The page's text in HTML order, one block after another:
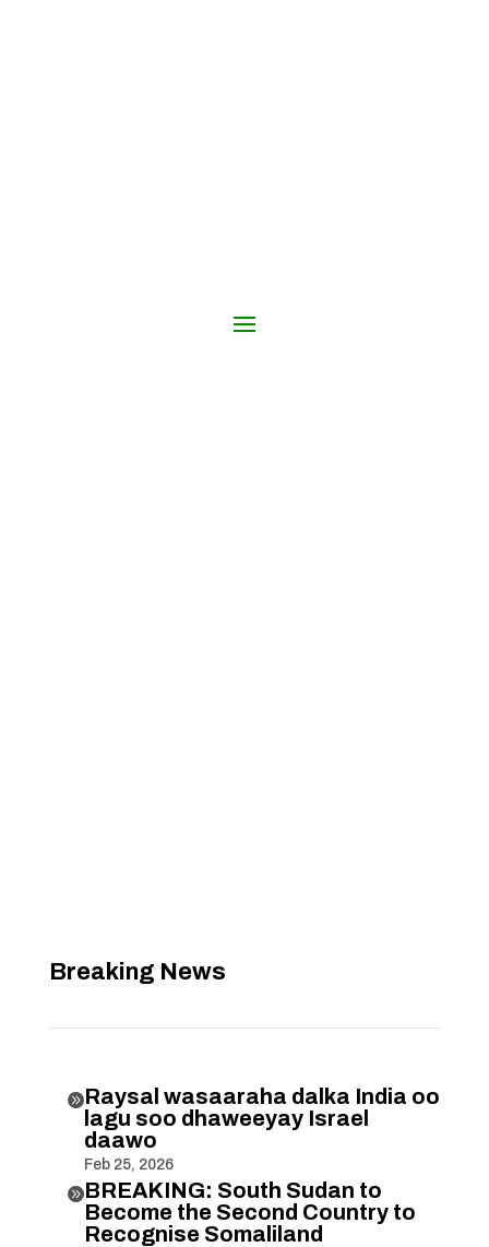
Breaking News
Raysal wasaaraha dalka India oo
lagu soo dhaweeyay Israel
daawo
Feb 25, 2026
BREAKING: South Sudan to
Become the Second Country to
Recognise Somaliland